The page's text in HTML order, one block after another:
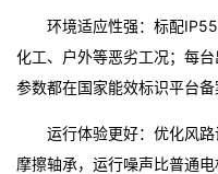
环境适应性强：标配
化工、户外等恶劣工况；每
参数都在国家能效标识平台备
运行体验更好：优化风
摩擦轴承，运行噪声比普通